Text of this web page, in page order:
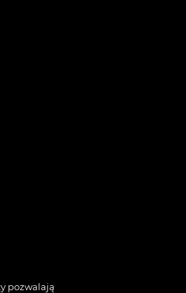
pozwalają